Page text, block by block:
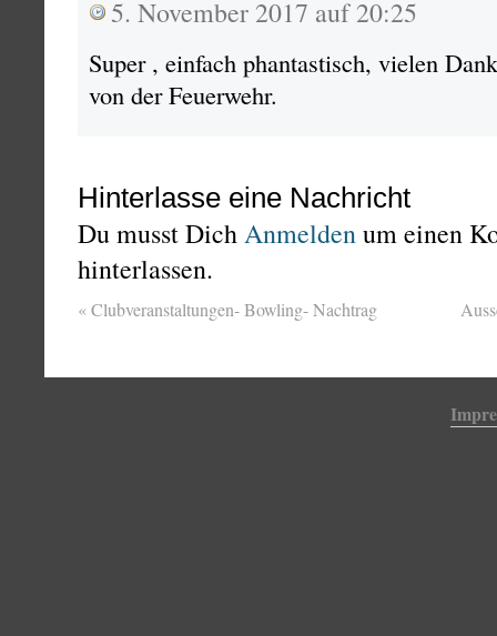
5. November 2017 auf 20:25
Super , einfach phantastisch, vielen
von der Feuerwehr.
Hinterlasse eine Nachricht
Du musst DichAnmeldenum einen
hinterlassen.
«Clubveranstaltungen- Bowling- Nachtrag